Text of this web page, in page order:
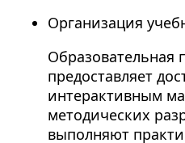
Организация
Образовательная
предоставляет
интерактивным
методических
выполняют